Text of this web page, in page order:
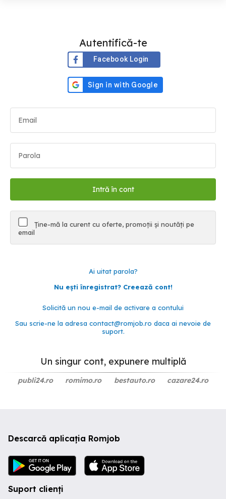
Autentifică-te
Facebook Login
Ține-mă la curent cu oferte, promoții și noutăți pe
email
Ai uitat parola?
Nu ești înregistrat? Creează cont!
Solicită un nou e-mail de activare a contului
Sau scrie-ne la adresa contact@romjob.ro daca ai nevoie de
suport.
Un singur cont, expunere multiplă
publi24.ro romimo.ro bestauto.ro cazare24.ro
Descarcă aplicația Romjob
Suport clienți